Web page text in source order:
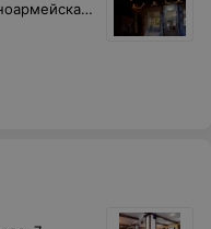
Кореличский р-н, г. п. Мир, ул. Красноармейская, 1а